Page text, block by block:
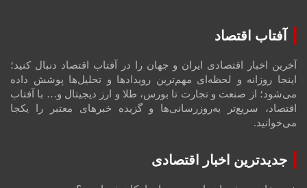
آفتاب اقتصاد
آخرین اخبار اقتصادی ایران و جهان را در آفتاب اقتصاد دنبال کنید؛
اینجا روزانه و لحظه‌ای مهم‌ترین رویدادها و تحلیل‌ها پوشش داده
می‌شود؛ از صنعت و تجارت تا بورس، طلا و ارز دیجیتال و… با آفتاب
اقتصاد، سریع‌تر به‌روزرسانی‌ها و گزیده خبرهای معتبر را یکجا
می‌خوانید.
جدیدترین اخبار اقتصادی